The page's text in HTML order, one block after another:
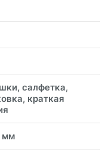
салфетка,
краткая
мм